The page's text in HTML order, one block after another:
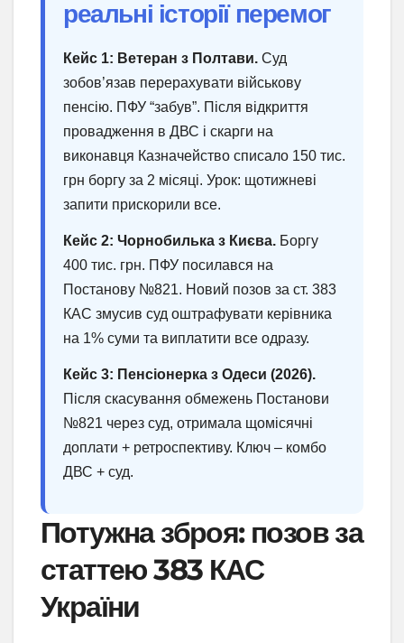
реальні історії перемог
Кейс 1: Ветеран з Полтави. Суд
зобов’язав перерахувати військову
пенсію. ПФУ “забув”. Після відкриття
провадження в ДВС і скарги на
виконавця Казначейство списало 150 тис.
грн боргу за 2 місяці. Урок: щотижневі
запити прискорили все.
Кейс 2: Чорнобилька з Києва. Боргу
400 тис. грн. ПФУ посилався на
Постанову №821. Новий позов за ст. 383
КАС змусив суд оштрафувати керівника
на 1% суми та виплатити все одразу.
Кейс 3: Пенсіонерка з Одеси (2026).
Після скасування обмежень Постанови
№821 через суд, отримала щомісячні
доплати + ретроспективу. Ключ – комбо
ДВС + суд.
Потужна зброя: позов за
статтею 383 КАС
України